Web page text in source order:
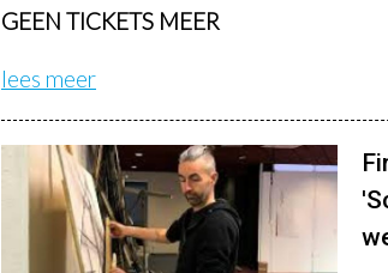
GEEN TICKETS MEER
lees meer